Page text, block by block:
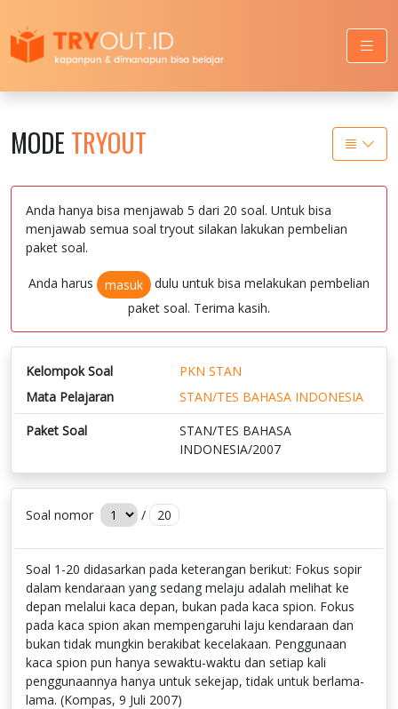
MODE TRYOUT
Anda hanya bisa menjawab 5 dari 20 soal. Untuk bisa
menjawab semua soal tryout silakan lakukan pembelian
paket soal.
Anda harus masuk
dulu untuk bisa melakukan pembelian
paket soal. Terima kasih.
Kelompok Soal
PKN STAN
Mata Pelajaran
STAN/TES BAHASA INDONESIA
Paket Soal
STAN/TES BAHASA
INDONESIA/2007
Soal nomor / 20
Soal 1-20 didasarkan pada keterangan berikut: Fokus sopir
dalam kendaraan yang sedang melaju adalah melihat ke
depan melalui kaca depan, bukan pada kaca spion. Fokus
pada kaca spion akan mempengaruhi laju kendaraan dan
bukan tidak mungkin berakibat kecelakaan. Penggunaan
kaca spion pun hanya sewaktu-waktu dan setiap kali
penggunaannya hanya untuk sekejap, tidak untuk berlama-
lama. (Kompas, 9 Juli 2007)